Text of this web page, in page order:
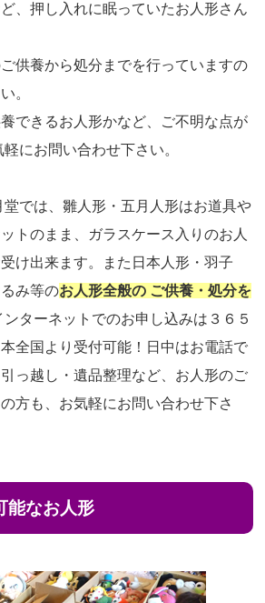
、押し入れに眠っていたお人形さん
供養から処分までを行っていますの
。
できるお人形かなど、ご不明な点が
にお問い合わせ下さい。
堂では、雛人形・五月人形はお道具や
トのまま、ガラスケース入りのお人
け出来ます。また日本人形・羽子
み等のお人形全般の ご供養・処分を
ンターネットでのお申し込みは３６５
全国より受付可能！日中はお電話で
っ越し・遺品整理など、お人形のご
方も、お気軽にお問い合わせ下さ
能なお人形